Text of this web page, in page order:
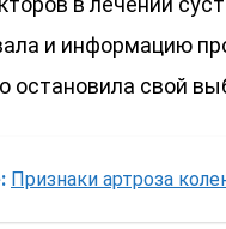
и информацию
остановила свой
Признаки артроза